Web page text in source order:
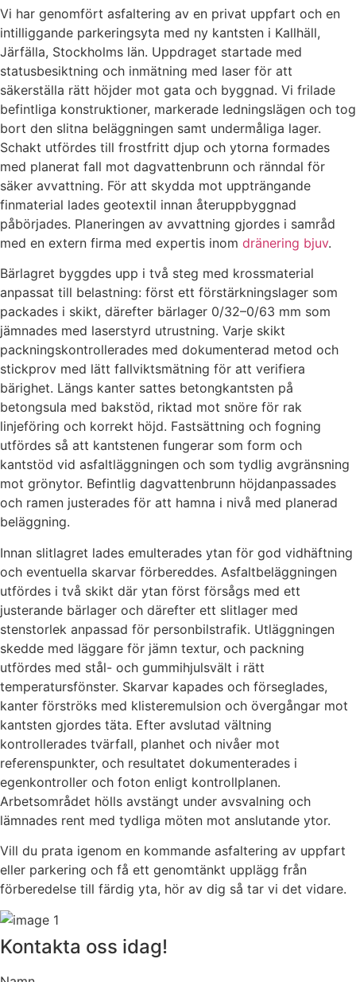
Vi har genomfört asfaltering av en privat uppfart och en
intilliggande parkeringsyta med ny kantsten i Kallhäll,
Järfälla, Stockholms län. Uppdraget startade med
statusbesiktning och inmätning med laser för att
säkerställa rätt höjder mot gata och byggnad. Vi frilade
befintliga konstruktioner, markerade ledningslägen och tog
bort den slitna beläggningen samt undermåliga lager.
Schakt utfördes till frostfritt djup och ytorna formades
med planerat fall mot dagvattenbrunn och ränndal för
säker avvattning. För att skydda mot uppträngande
finmaterial lades geotextil innan återuppbyggnad
påbörjades. Planeringen av avvattning gjordes i samråd
med en extern firma med expertis inom dränering bjuv.
Bärlagret byggdes upp i två steg med krossmaterial
anpassat till belastning: först ett förstärkningslager som
packades i skikt, därefter bärlager 0/32–0/63 mm som
jämnades med laserstyrd utrustning. Varje skikt
packningskontrollerades med dokumenterad metod och
stickprov med lätt fallviktsmätning för att verifiera
bärighet. Längs kanter sattes betongkantsten på
betongsula med bakstöd, riktad mot snöre för rak
linjeföring och korrekt höjd. Fastsättning och fogning
utfördes så att kantstenen fungerar som form och
kantstöd vid asfaltläggningen och som tydlig avgränsning
mot grönytor. Befintlig dagvattenbrunn höjdanpassades
och ramen justerades för att hamna i nivå med planerad
beläggning.
Innan slitlagret lades emulterades ytan för god vidhäftning
och eventuella skarvar förbereddes. Asfaltbeläggningen
utfördes i två skikt där ytan först försågs med ett
justerande bärlager och därefter ett slitlager med
stenstorlek anpassad för personbilstrafik. Utläggningen
skedde med läggare för jämn textur, och packning
utfördes med stål- och gummihjulsvält i rätt
temperatursfönster. Skarvar kapades och förseglades,
kanter förströks med klisteremulsion och övergångar mot
kantsten gjordes täta. Efter avslutad vältning
kontrollerades tvärfall, planhet och nivåer mot
referenspunkter, och resultatet dokumenterades i
egenkontroller och foton enligt kontrollplanen.
Arbetsområdet hölls avstängt under avsvalning och
lämnades rent med tydliga möten mot anslutande ytor.
Vill du prata igenom en kommande asfaltering av uppfart
eller parkering och få ett genomtänkt upplägg från
förberedelse till färdig yta, hör av dig så tar vi det vidare.
Kontakta oss idag!